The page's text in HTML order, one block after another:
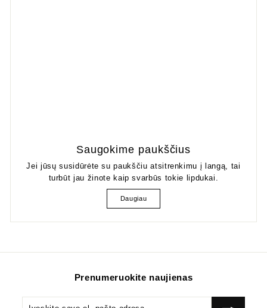
Saugokime paukščius
Jei jūsų susidūrėte su paukščiu atsitrenkimu į langą, tai
turbūt jau žinote kaip svarbūs tokie lipdukai.
Daugiau
Prenumeruokite naujienas